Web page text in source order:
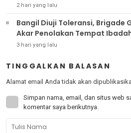
2 hari yang lalu
Bangil Diuji Toleransi, Brigade
Akar Penolakan Tempat
3 hari yang lalu
TINGGALKAN BALASAN
Alamat email Anda tidak akan
Simpan nama, email, dan situs web
komentar saya berikutnya.